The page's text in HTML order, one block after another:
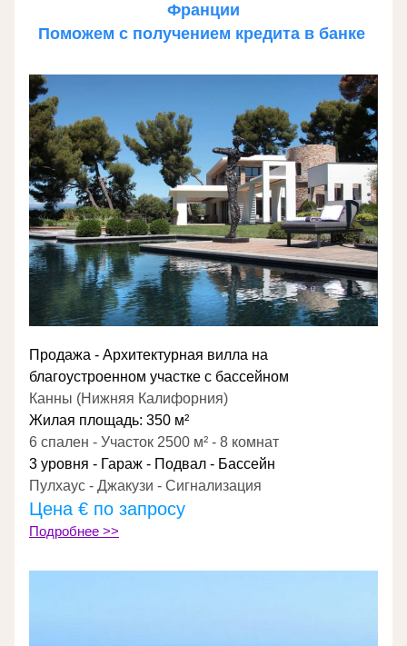
Франции
Поможем с получением кредита в банке
Продажа - Архитектурная вилла на
благоустроенном участке с бассейном
Канны (Нижняя Калифорния)
Жилая площадь: 350 м²
6 спален - Участок 2500 м² - 8 комнат
3 уровня - Гараж - Подвал - Бассейн
Пулхаус - Джакузи - Сигнализация
Цена € по запросу
Подробнее >>